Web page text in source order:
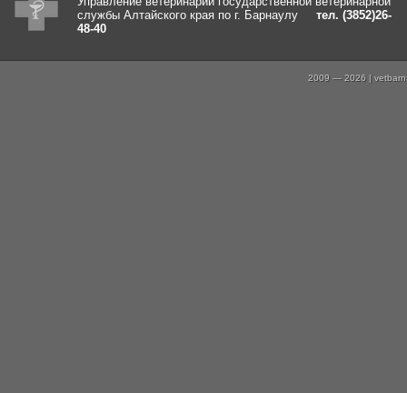
службы Алтайского края по г. Барнаулу
тел. (3852)26-
48-40
2009 — 2026 |